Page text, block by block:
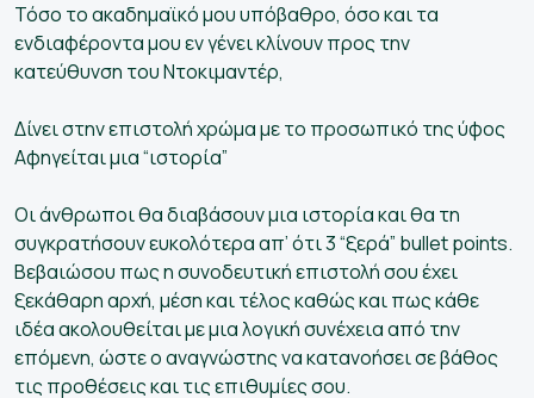
Τόσο το ακαδημαϊκό μου υπόβαθρο, όσο και τα
ενδιαφέροντα μου εν γένει κλίνουν προς την
κατεύθυνση του Ντοκιμαντέρ,
Δίνει στην επιστολή χρώμα με το προσωπικό της ύφος
Αφηγείται μια “ιστορία”
Οι άνθρωποι θα διαβάσουν μια ιστορία και θα τη
συγκρατήσουν ευκολότερα απ’ ότι 3 “ξερά” bullet points.
Βεβαιώσου πως η συνοδευτική επιστολή σου έχει
ξεκάθαρη αρχή, μέση και τέλος καθώς και πως κάθε
ιδέα ακολουθείται με μια λογική συνέχεια από την
επόμενη, ώστε ο αναγνώστης να κατανοήσει σε βάθος
τις προθέσεις και τις επιθυμίες σου.